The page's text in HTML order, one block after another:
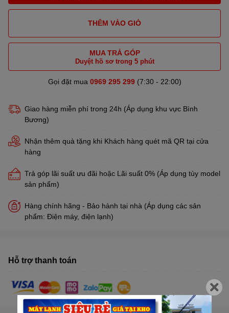
THÊM VÀO GIỎ
MUA TRẢ GÓP
Duyệt hồ sơ trong 5 phút
Gọi đặt mua 0969 295 299(7:30 - 22:00)
Giao hàng miễn phí trong 24h (Áp dụng khu vực Bình
Bương)
Nhận thêm quà tặng khi Khách hàng quét mã QR tại cửa
hàng
Trả góp lãi suất ưu đãi hoặc Lãi suất 0% (Áp dụng tùy model
sản phẩm)
Hàng chính hãng - Bảo hành tại nhà (Áp dụng các sản
phẩm: Điện máy, điện lạnh)
Hỗ trợ thanh toán